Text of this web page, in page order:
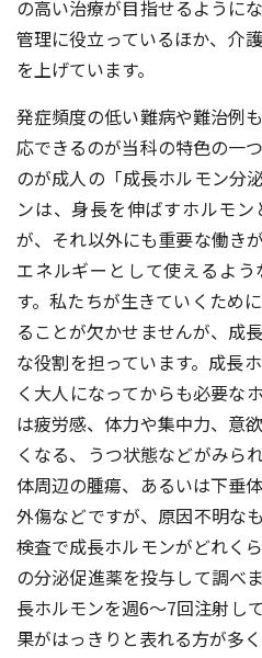
の高い治療が目指せるように
管理に役立っているほか、介
を上げています。
発症頻度の低い難病や難治例
応できるのが当科の特色の一
のが成人の「成長ホルモン分
ンは、身長を伸ばすホルモ
が、それ以外にも重要な働き
エネルギーとして使えるよ
す。私たちが生きていくため
ることが欠かせませんが、成
な役割を担っています。成長
く大人になってからも必要な
は疲労感、体力や集中力、意
くなる、うつ状態などがみら
体周辺の腫瘍、あるいは下垂
外傷などですが、原因不明な
検査で成長ホルモンがどれく
の分泌促進薬を投与して調べ
長ホルモンを週6〜7回注射し
果がはっきりと表れる方が多